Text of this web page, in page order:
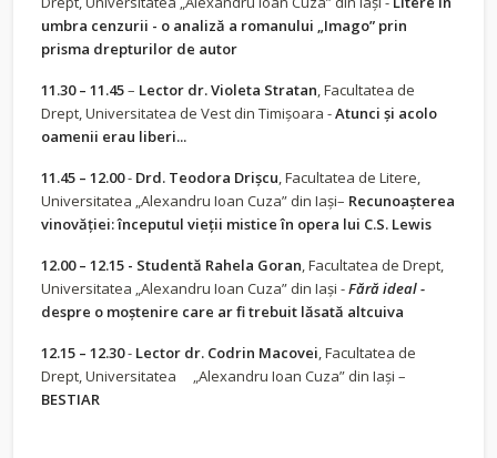
umbra cenzurii - o analiză a romanului „Imago” prin
prisma drepturilor de autor
11.30 – 11.45– Lector dr. Violeta Stratan, Facultatea de
Drept, Universitatea de Vest din Timișoara -Atunci și acolo
oamenii erau liberi...
11.45 – 12.00- Drd. Teodora Drișcu, Facultatea de Litere,
Universitatea „Alexandru Ioan Cuza” din Iași– Recunoașterea
vinovăției: începutul vieții mistice în opera lui C.S. Lewis
12.00 – 12.15 - Studentă Rahela Goran, Facultatea de Drept,
Universitatea „Alexandru Ioan Cuza” din Iași -Fără ideal-
despre o moștenire care ar fi trebuit lăsată altcuiva
12.15 – 12.30- Lector dr. Codrin Macovei, Facultatea de
Drept, Universitatea „Alexandru Ioan Cuza” din Iași –
BESTIAR